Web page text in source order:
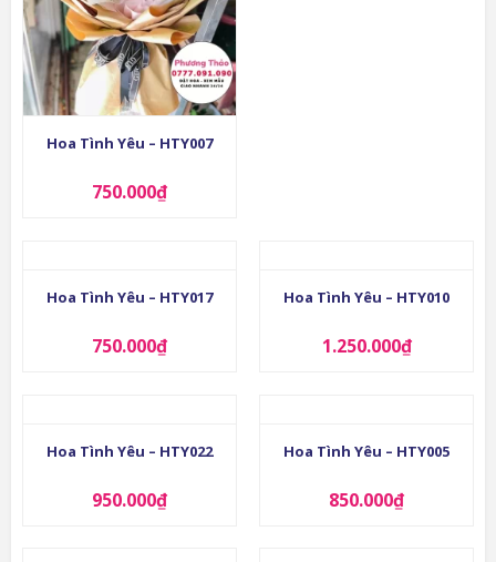
Hoa Tình Yêu – HTY007
750.000₫
Hoa Tình Yêu – HTY017
750.000₫
Hoa Tình Yêu – HTY010
1.250.000₫
Hoa Tình Yêu – HTY022
950.000₫
Hoa Tình Yêu – HTY005
850.000₫